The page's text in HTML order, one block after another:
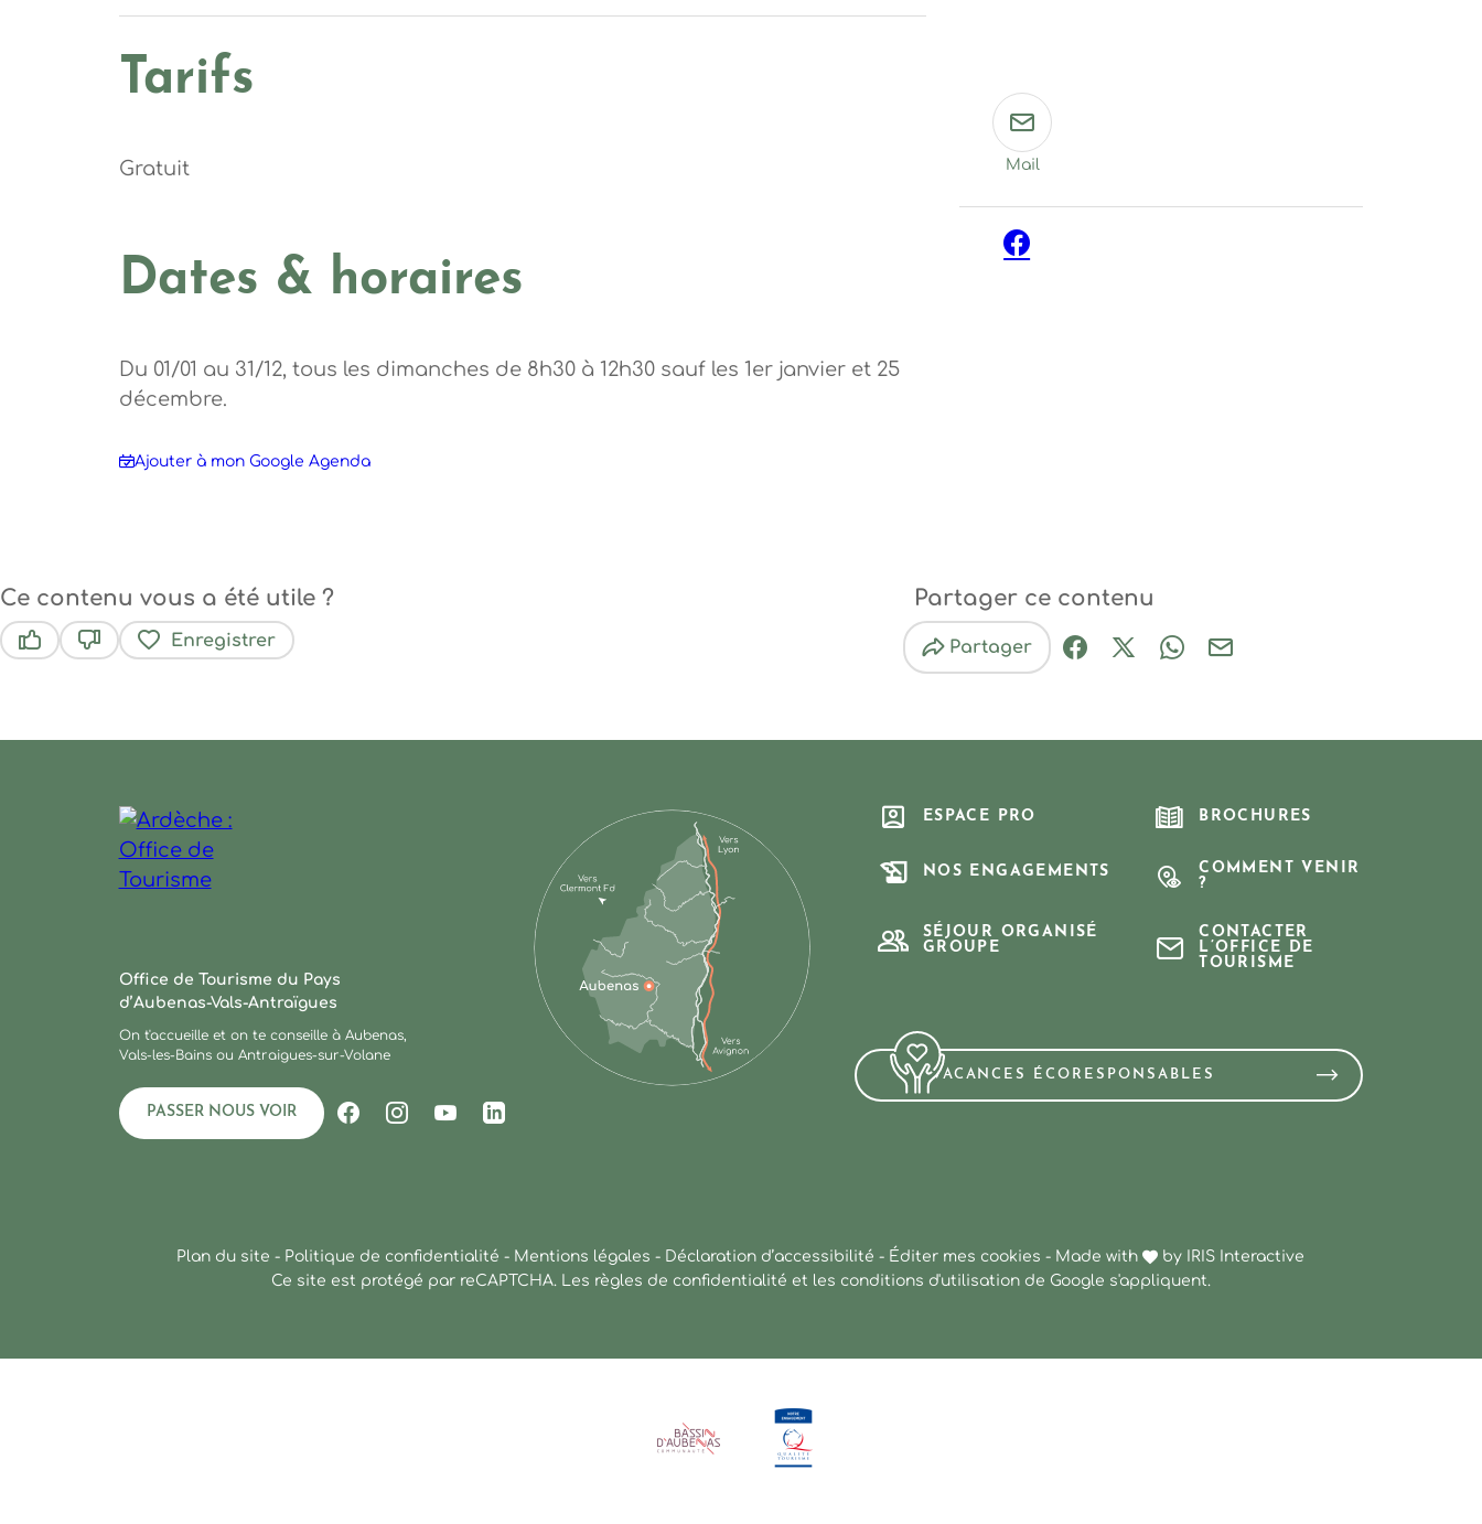
Tarifs
Gratuit
Dates & horaires
Du 01/01 au 31/12, tous les dimanches de 8h30 à 12h30 sauf les 1er janvier et 25
décembre.
Ajouter à mon Google Agenda
Mail
Facebook
Ce contenu vous a été utile ?
Enregistrer
Partager ce contenu
Partager
Partager sur Facebook (nouvelle
Partager sur X / Twitter (nouvelle
Partager sur WhatsApp
Partager par mail
Office de Tourisme du Pays
d’Aubenas-Vals-Antraïgues
On t'accueille et on te conseille à Aubenas,
Vals-les-Bains ou Antraigues-sur-Volane
PASSER NOUS VOIR
Suivez-nous sur Facebook
Suivez-nous sur Instagram
Suivez-nous sur Youtube
Suivez-nous sur Linkedin
ESPACE PRO BROCHURES
NOS ENGAGEMENTS
COMMENT VENIR
?
SÉJOUR ORGANISÉ
GROUPE
CONTACTER
L’OFFICE DE
TOURISME
VACANCES ÉCORESPONSABLES
Plan du site - Politique de confidentialité - Mentions légales - Déclaration d’accessibilité - Éditer mes cookies - Made with by
IRIS Interactive
Ce site est protégé par reCAPTCHA. Les règles de confidentialité et les conditions d'utilisationde Google s'appliquent.